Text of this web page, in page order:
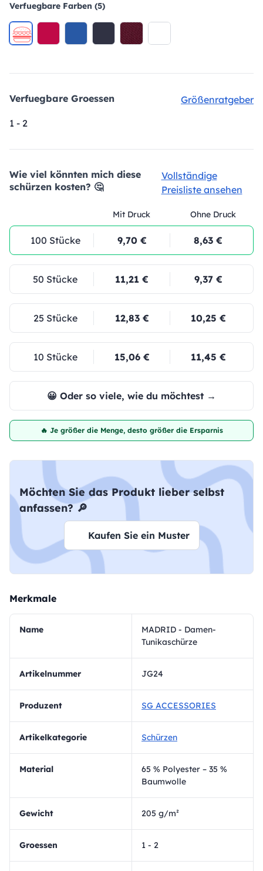
Verfuegbare Farben (5)
Verfuegbare Groessen
Größenratgeber
1 - 2
Wie viel könnten mich diese
schürzen kosten? 🤔
Vollständige
Preisliste ansehen
Mit Druck Ohne Druck
100 Stücke 9,70 € 8,63 €
50 Stücke 11,21 € 9,37 €
25 Stücke 12,83 € 10,25 €
10 Stücke 15,06 € 11,45 €
😀 Oder so viele, wie du möchtest →
🔥 Je größer die Menge, desto größer die Ersparnis
Möchten Sie das Produkt lieber selbst
anfassen? 🔎
Kaufen Sie ein Muster
Merkmale
Name
MADRID - Damen-
Tunikaschürze
Artikelnummer JG24
Produzent SG ACCESSORIES
Artikelkategorie Schürzen
Material
65 % Polyester – 35 %
Baumwolle
Gewicht 205 g/m²
Groessen 1 - 2